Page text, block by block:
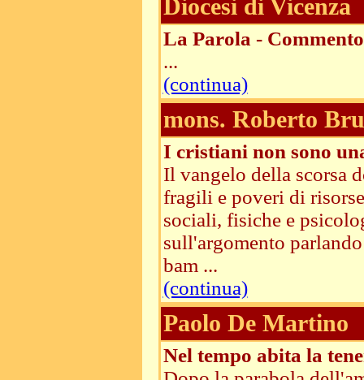
Diocesi di Vicenza
La Parola -
...
(continua)
mons. Roberto
I cristiani non sono
Il vangelo della scorsa
fragili e poveri di
sociali, fisiche e
sull'argomento
bam ...
(continua)
Paolo De Martino
Nel tempo abita la